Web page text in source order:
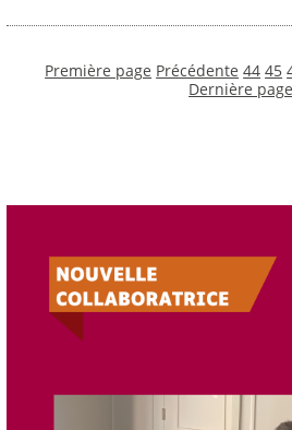
Première page Précédente 44 45
Dernière page